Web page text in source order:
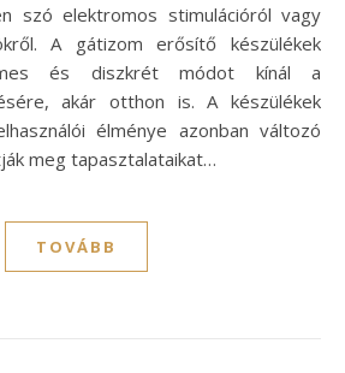
szó elektromos stimulációról vagy
A gátizom erősítő készülékek
és diszkrét módot kínál a
akár otthon is. A készülékek
élménye azonban változó
meg tapasztalataikat…
TOVÁBB